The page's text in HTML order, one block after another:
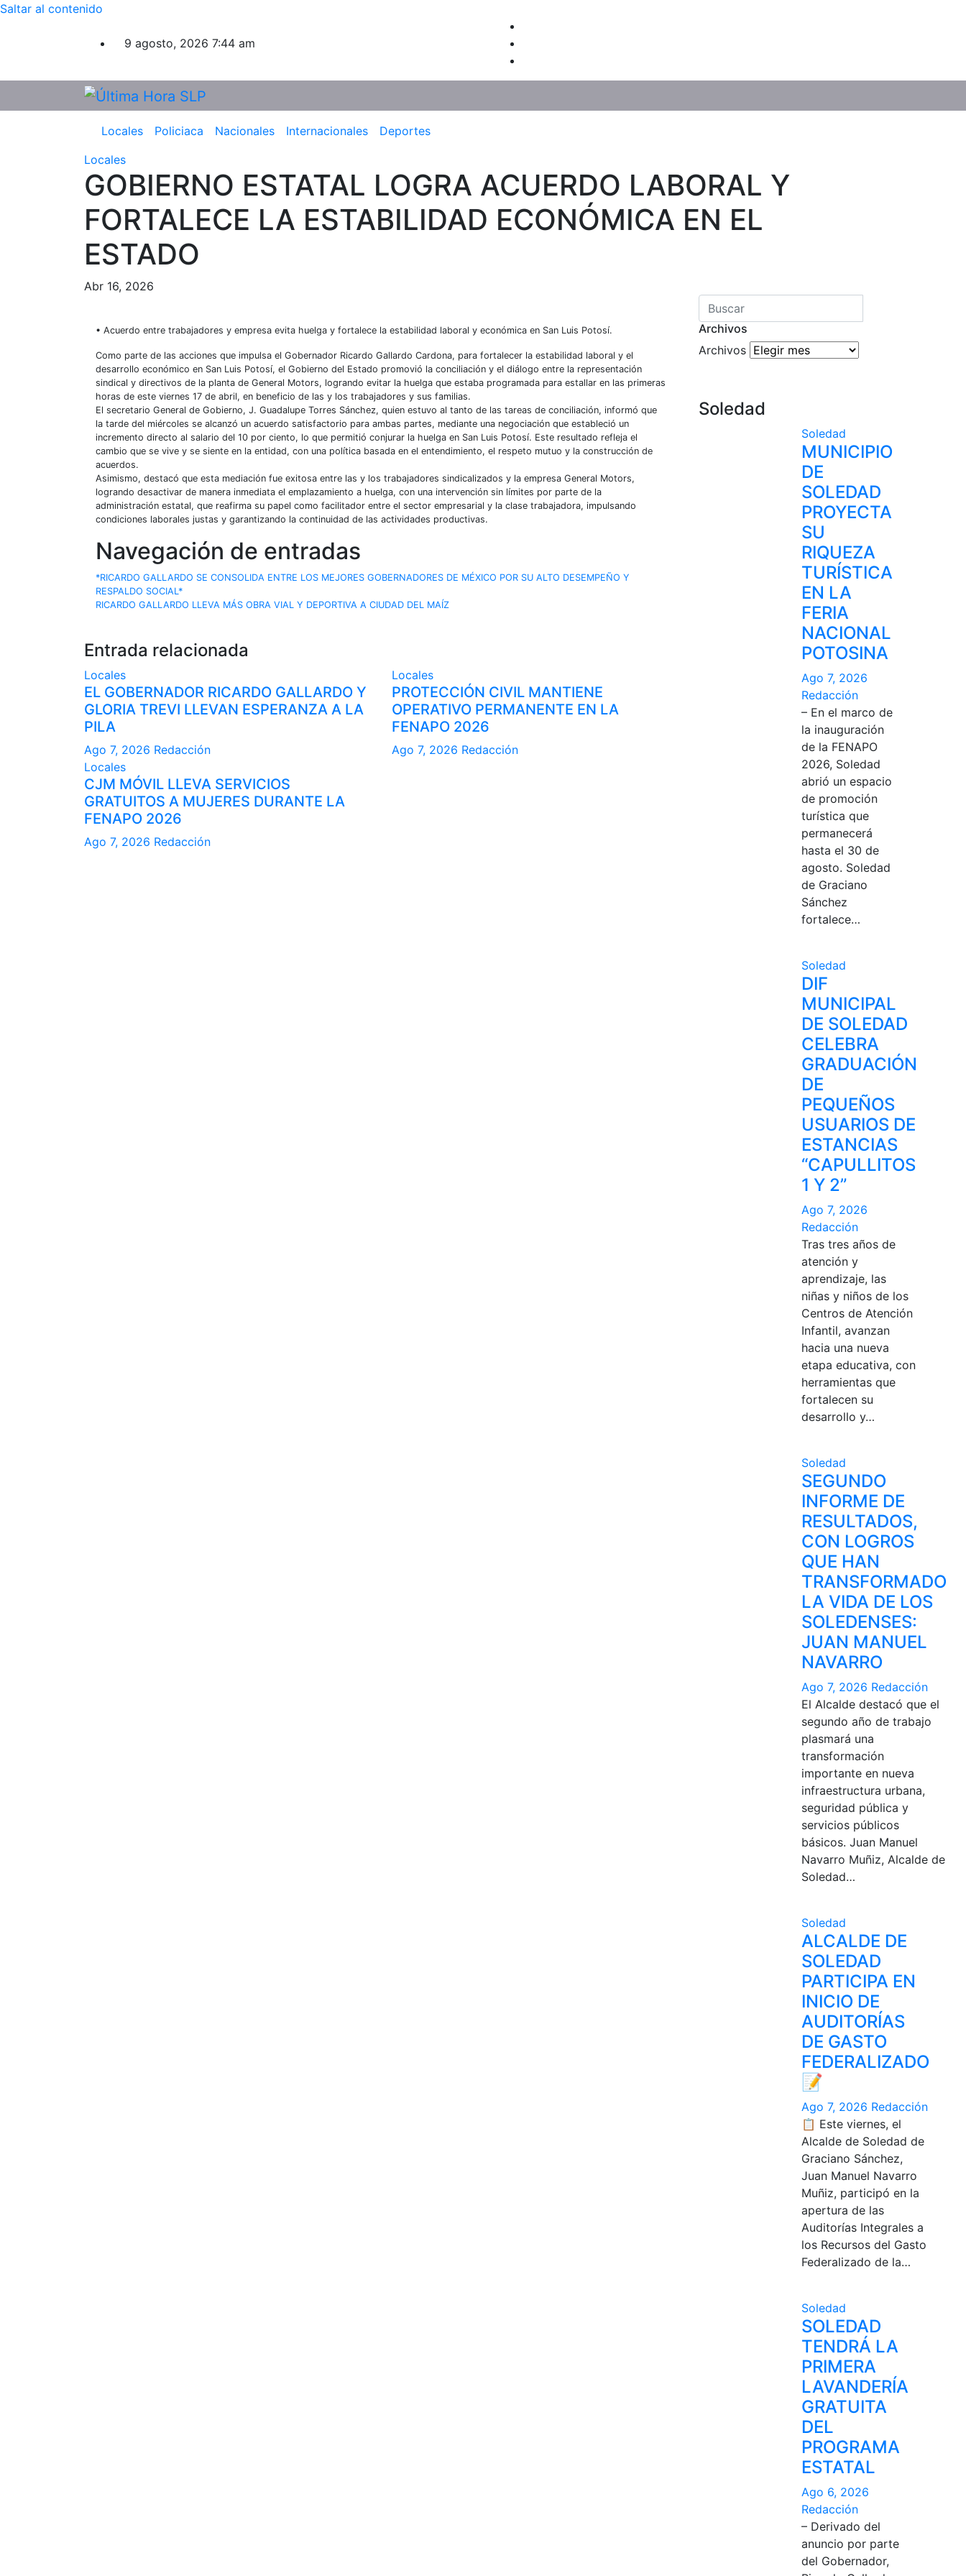
Saltar al contenido
9 agosto, 2026 7:44 am
Locales Policiaca Nacionales Internacionales
Deportes
Locales
GOBIERNO ESTATAL LOGRA ACUERDO LABORAL Y
FORTALECE LA ESTABILIDAD ECONÓMICA EN EL
ESTADO
Abr 16, 2026
• Acuerdo entre trabajadores y empresa evita huelga y fortalece la estabilidad laboral y económica en San Luis Potosí.
Como parte de las acciones que impulsa el Gobernador Ricardo Gallardo Cardona, para fortalecer la estabilidad laboral y el
desarrollo económico en San Luis Potosí, el Gobierno del Estado promovió la conciliación y el diálogo entre la representación
sindical y directivos de la planta de General Motors, logrando evitar la huelga que estaba programada para estallar en las primeras
horas de este viernes 17 de abril, en beneficio de las y los trabajadores y sus familias.
El secretario General de Gobierno, J. Guadalupe Torres Sánchez, quien estuvo al tanto de las tareas de conciliación, informó que
la tarde del miércoles se alcanzó un acuerdo satisfactorio para ambas partes, mediante una negociación que estableció un
incremento directo al salario del 10 por ciento, lo que permitió conjurar la huelga en San Luis Potosí. Este resultado refleja el
cambio que se vive y se siente en la entidad, con una política basada en el entendimiento, el respeto mutuo y la construcción de
acuerdos.
Asimismo, destacó que esta mediación fue exitosa entre las y los trabajadores sindicalizados y la empresa General Motors,
logrando desactivar de manera inmediata el emplazamiento a huelga, con una intervención sin límites por parte de la
administración estatal, que reafirma su papel como facilitador entre el sector empresarial y la clase trabajadora, impulsando
condiciones laborales justas y garantizando la continuidad de las actividades productivas.
Navegación de entradas
*RICARDO GALLARDO SE CONSOLIDA ENTRE LOS MEJORES GOBERNADORES DE MÉXICO POR SU ALTO DESEMPEÑO Y
RESPALDO SOCIAL*
RICARDO GALLARDO LLEVA MÁS OBRA VIAL Y DEPORTIVA A CIUDAD DEL MAÍZ
Entrada relacionada
Locales
EL GOBERNADOR RICARDO GALLARDO Y
GLORIA TREVI LLEVAN ESPERANZA A LA
PILA
Ago 7, 2026 Redacción
Locales
PROTECCIÓN CIVIL MANTIENE
OPERATIVO PERMANENTE EN LA
FENAPO 2026
Ago 7, 2026 Redacción
Locales
CJM MÓVIL LLEVA SERVICIOS
GRATUITOS A MUJERES DURANTE LA
FENAPO 2026
Ago 7, 2026 Redacción
Archivos
Archivos
Soledad
Soledad
MUNICIPIO
DE
SOLEDAD
PROYECTA
SU
RIQUEZA
TURÍSTICA
EN LA
FERIA
NACIONAL
POTOSINA
Ago 7, 2026
Redacción
– En el marco de
la inauguración
de la FENAPO
2026, Soledad
abrió un espacio
de promoción
turística que
permanecerá
hasta el 30 de
agosto. Soledad
de Graciano
Sánchez
fortalece…
Soledad
DIF
MUNICIPAL
DE SOLEDAD
CELEBRA
GRADUACIÓN
DE
PEQUEÑOS
USUARIOS DE
ESTANCIAS
“CAPULLITOS
1 Y 2”
Ago 7, 2026
Redacción
Tras tres años de
atención y
aprendizaje, las
niñas y niños de los
Centros de Atención
Infantil, avanzan
hacia una nueva
etapa educativa, con
herramientas que
fortalecen su
desarrollo y…
Soledad
SEGUNDO
INFORME DE
RESULTADOS,
CON LOGROS
QUE HAN
TRANSFORMADO
LA VIDA DE LOS
SOLEDENSES:
JUAN MANUEL
NAVARRO
Ago 7, 2026 Redacción
El Alcalde destacó que el
segundo año de trabajo
plasmará una
transformación
importante en nueva
infraestructura urbana,
seguridad pública y
servicios públicos
básicos. Juan Manuel
Navarro Muñiz, Alcalde de
Soledad…
Soledad
ALCALDE DE
SOLEDAD
PARTICIPA EN
INICIO DE
AUDITORÍAS
DE GASTO
FEDERALIZADO
📝
Ago 7, 2026 Redacción
📋 Este viernes, el
Alcalde de Soledad de
Graciano Sánchez,
Juan Manuel Navarro
Muñiz, participó en la
apertura de las
Auditorías Integrales a
los Recursos del Gasto
Federalizado de la…
Soledad
SOLEDAD
TENDRÁ LA
PRIMERA
LAVANDERÍA
GRATUITA
DEL
PROGRAMA
ESTATAL
Ago 6, 2026
Redacción
– Derivado del
anuncio por parte
del Gobernador,